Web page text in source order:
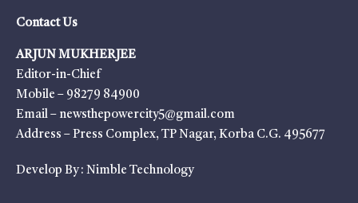
Contact Us
ARJUN MUKHERJEE
Editor-in-Chief
Mobile – 98279 84900
Email – newsthepowercity5@gmail.com
Address – Press Complex, TP Nagar, Korba C.G. 495677
Develop By : Nimble Technology